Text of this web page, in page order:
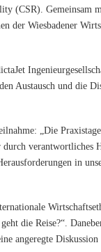
(CSR). Gemeinsam
der Wiesbadener
Austausch und die
„Die
verantwortliches
in
die Reise?“.
angeregte Diskussion